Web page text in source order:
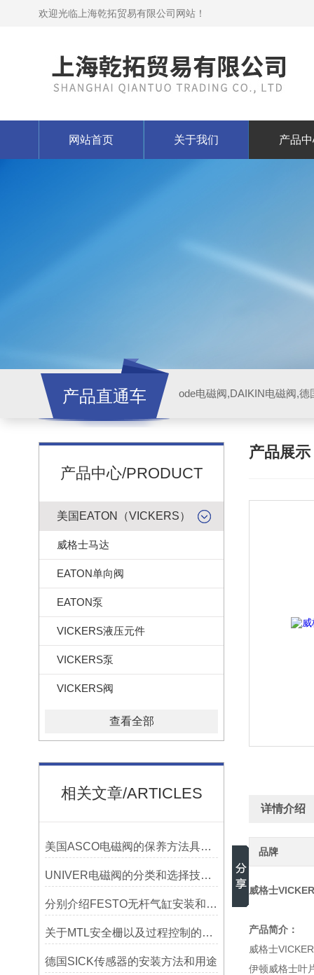
欢迎光临上海乾拓贸易有限公司网站！
网站首页 关于我们 产品
产品直通车 ode电磁阀,DAIKIN电磁阀,
产品中心/PRODUCT
美国EATON（VICKERS）
威格士马达
EATON单向阀
EATON泵
VICKERS液压元件
VICKERS泵
VICKERS阀
查看全部
相关文章/ARTICLES
美国ASCO电磁阀的保养方法具体分为哪些
UNIVER电磁阀的分类和选择技巧说明书资料分别有哪些
分别介绍FESTO无杆气缸安装和使用的正确方法
关于MTL安全栅以及过程控制的基本练习题？
德国SICK传感器的安装方法和用途
产品展示
详情介绍
品牌
威格士
产品简介：
威格士
伊顿威格士叶